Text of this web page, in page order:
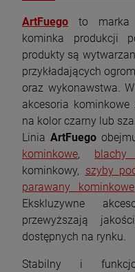
Piec wolnostojący
1,6 m 6481-24
14 849,10
Cena regularna:
Najniższa cena:
Piec wolnostojący
z płytą grzewczą
1 823,00 zł
ArtFuego to marka
kominka produkcji
produkty są
przykładających
oraz wykonawstwa.
akcesoria
na kolor czarny lub
LiniaArtFuego
kominkowe,
kominkowy, szyby
parawany kominkowe
Ekskluzywne
przewyższają
dostępnych na rynku.
Stabilny i